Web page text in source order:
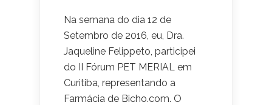
Na semana do dia 12 de
Setembro de 2016, eu, Dra.
Jaqueline Felippeto, participei
do II Fórum PET MERIAL em
Curitiba, representando a
Farmácia de Bicho.com. O